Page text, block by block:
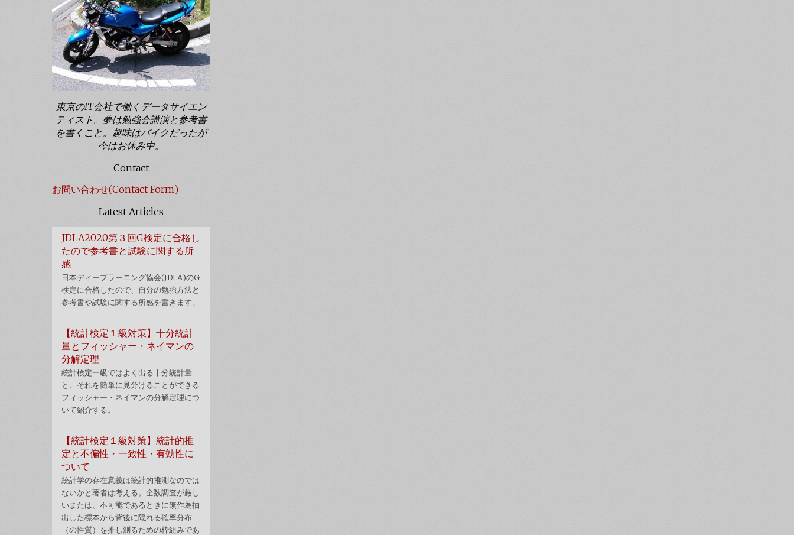
東京のIT会社で働くデータサイエン
ティスト。夢は勉強会講演と参考書
を書くこと。趣味はバイクだったが
今はお休み中。
Contact
お問い合わせ(Contact Form)
Latest Articles
JDLA2020第３回G検定に合格し
たので参考書と試験に関する所
感
日本ディープラーニング協会(JDLA)のG
検定に合格したので、自分の勉強方法と
参考書や試験に関する所感を書きます。
【統計検定１級対策】十分統計
量とフィッシャー・ネイマンの
分解定理
統計検定一級ではよく出る十分統計量
と、それを簡単に見分けることができる
フィッシャー・ネイマンの分解定理につ
いて紹介する。
【統計検定１級対策】統計的推
定と不偏性・一致性・有効性に
ついて
統計学の存在意義は統計的推測なのでは
ないかと著者は考える。全数調査が厳し
いまたは、不可能であるときに無作為抽
出した標本から背後に隠れる確率分布
（の性質）を推し測るための枠組みであ